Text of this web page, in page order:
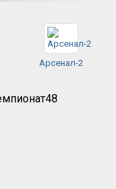
Арсенал-2